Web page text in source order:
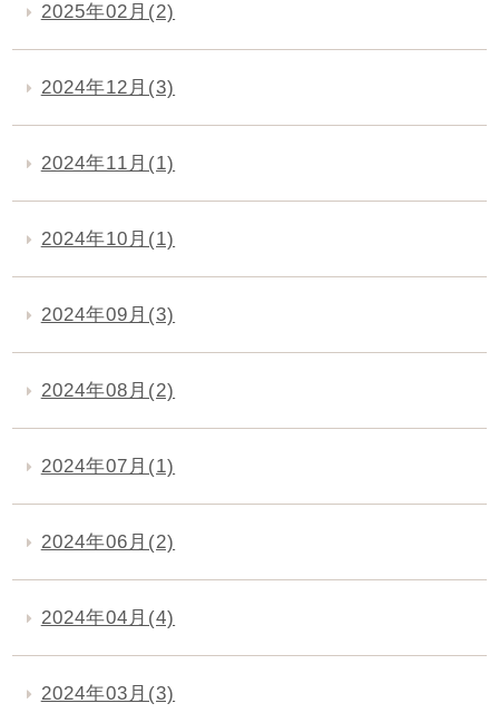
2025年02月(2)
2024年12月(3)
2024年11月(1)
2024年10月(1)
2024年09月(3)
2024年08月(2)
2024年07月(1)
2024年06月(2)
2024年04月(4)
2024年03月(3)